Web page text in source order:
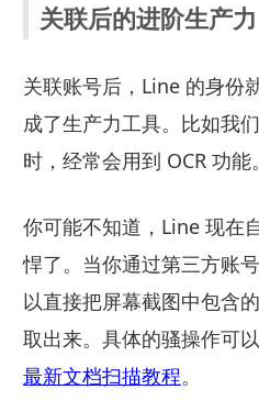
关联后的进阶生产
关联账号后，Line 的身份
成了生产力工具。比如我
时，经常会用到 OCR 功能。
你可能不知道，Line 现在
悍了。当你通过第三方账
以直接把屏幕截图中包含
取出来。具体的骚操作可
最新文档扫描教程。